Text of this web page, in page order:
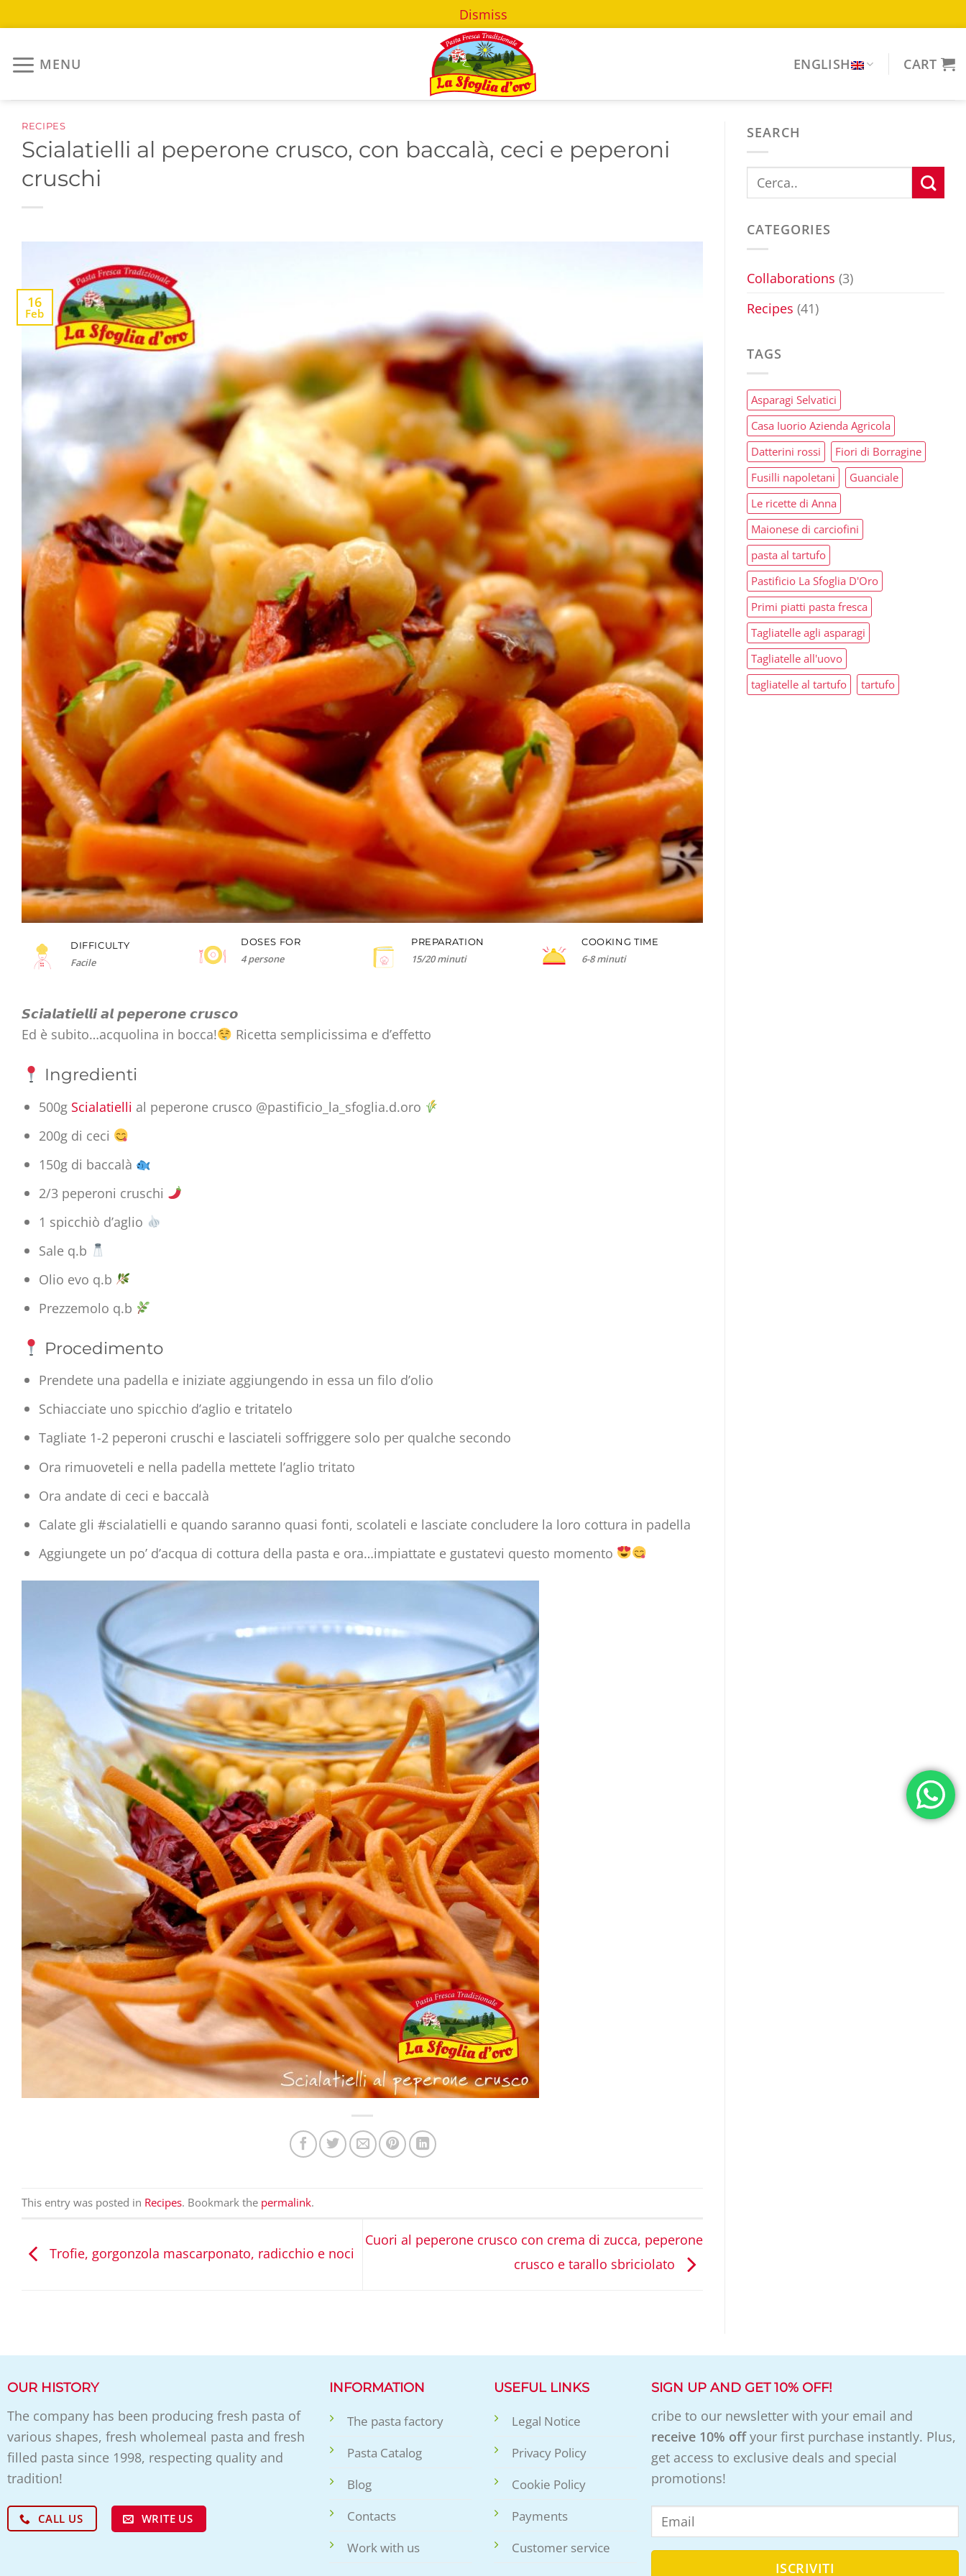
Dismiss
MENU ENGLISH CART
RECIPES
Scialatielli al peperone crusco, con baccalà, ceci e peperoni
cruschi
16
Feb
DIFFICULTY
Facile
DOSES FOR
4 persone
PREPARATION
15/20 minuti
COOKING TIME
6-8 minuti
𝙎𝙘𝙞𝙖𝙡𝙖𝙩𝙞𝙚𝙡𝙡𝙞 𝙖𝙡 𝙥𝙚𝙥𝙚𝙧𝙤𝙣𝙚 𝙘𝙧𝙪𝙨𝙘𝙤
Ed è subito…acquolina in bocca!
Ricetta semplicissima e d’effetto
Ingredienti
500g Scialatielli al peperone crusco @pastificio_la_sfoglia.d.oro
200g di ceci
150g di baccalà
2/3 peperoni cruschi
1 spicchiò d’aglio
Sale q.b
Olio evo q.b
Prezzemolo q.b
Procedimento
Prendete una padella e iniziate aggiungendo in essa un filo d’olio
Schiacciate uno spicchio d’aglio e tritatelo
Tagliate 1-2 peperoni cruschi e lasciateli soffriggere solo per qualche secondo
Ora rimuoveteli e nella padella mettete l’aglio tritato
Ora andate di ceci e baccalà
Calate gli #scialatielli e quando saranno quasi fonti, scolateli e lasciate concludere la loro cottura in padella
Aggiungete un po’ d’acqua di cottura della pasta e ora…impiattate e gustatevi questo momento
This entry was posted in Recipes. Bookmark the permalink.
Trofie, gorgonzola mascarponato, radicchio e noci
Cuori al peperone crusco con crema di zucca, peperone
crusco e tarallo sbriciolato
SEARCH
CATEGORIES
Collaborations (3)
Recipes (41)
TAGS
Asparagi Selvatici
Casa Iuorio Azienda Agricola
Datterini rossi
Fiori di Borragine
Fusilli napoletani
Guanciale
Le ricette di Anna
Maionese di carciofini
pasta al tartufo
Pastificio La Sfoglia D'Oro
Primi piatti pasta fresca
Tagliatelle agli asparagi
Tagliatelle all'uovo
tagliatelle al tartufo
tartufo
OUR HISTORY
The company has been producing fresh pasta of
various shapes, fresh wholemeal pasta and fresh
filled pasta since 1998, respecting quality and
tradition!
CALL US WRITE US
INFORMATION
The pasta factory
Pasta Catalog
Blog
Contacts
Work with us
USEFUL LINKS
Legal Notice
Privacy Policy
Cookie Policy
Payments
Customer service
SIGN UP AND GET 10% OFF!
cribe to our newsletter with your email and
receive 10% offyour first purchase instantly. Plus,
get access to exclusive deals and special
promotions!